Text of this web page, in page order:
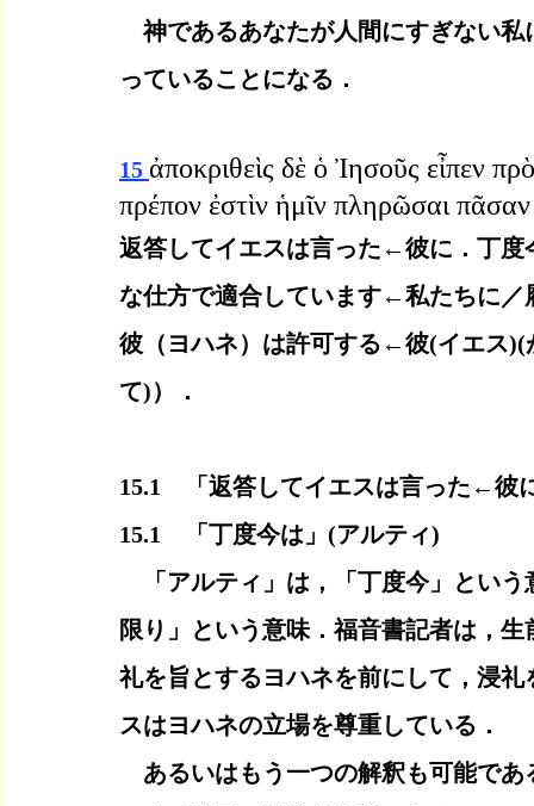
神であるあなたが人間にすぎない私
っていることになる．
15 ἀποκριθεὶς δὲ ὁ Ἰησοῦς εἶπεν
πρέπον ἐστὶν ἡμῖν πληρῶσαι
返答してイエスは言った←彼に．丁度
な仕方で適合しています←私たちに
彼（ヨハネ）は許可する←彼(イエス
て)）．
15.1　「返答してイエスは言った←彼
15.1　「丁度今は」(アルティ)
「アルティ」は，「丁度今」という
限り」という意味．福音書記者は，
礼を旨とするヨハネを前にして，浸
スはヨハネの立場を尊重している．
あるいはもう一つの解釈も可能であ